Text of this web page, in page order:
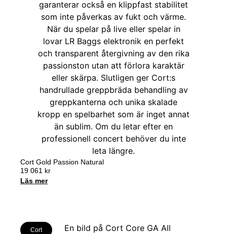
Cort Gold Passion Natural
19 061 kr
Läs mer
Cort